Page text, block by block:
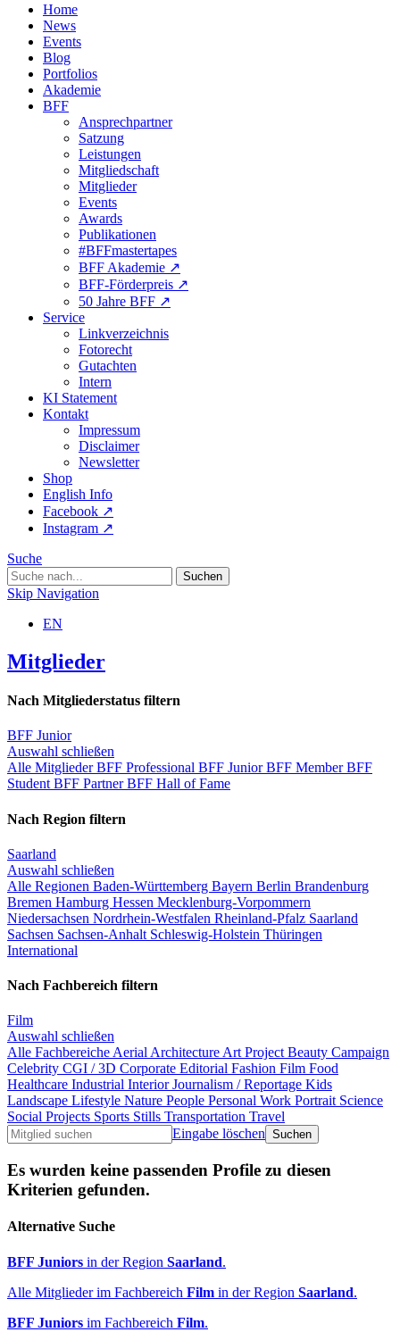
Home
News
Events
Blog
Portfolios
Akademie
BFF
Ansprechpartner
Satzung
Leistungen
Mitgliedschaft
Mitglieder
Events
Awards
Publikationen
#BFFmastertapes
BFF Akademie ↗︎
BFF-Förderpreis ↗︎
50 Jahre BFF ↗︎
Service
Linkverzeichnis
Fotorecht
Gutachten
Intern
KI Statement
Kontakt
Impressum
Disclaimer
Newsletter
Shop
English Info
Facebook ↗︎
Instagram ↗︎
Suche
Skip Navigation
EN
Mitglieder
Nach Mitgliederstatus filtern
BFF Junior
Auswahl schließen
Alle MitgliederBFF Professional BFF JuniorBFF MemberBFF
Student BFF PartnerBFF Hall of Fame
Nach Region filtern
Saarland
Auswahl schließen
Alle Regionen Baden-Württemberg Bayern Berlin Brandenburg
Bremen Hamburg Hessen Mecklenburg-Vorpommern
Niedersachsen Nordrhein-Westfalen Rheinland-Pfalz Saarland
Sachsen Sachsen-Anhalt Schleswig-Holstein Thüringen
International
Nach Fachbereich filtern
Film
Auswahl schließen
Alle Fachbereiche Aerial Architecture Art Project Beauty Campaign
Celebrity CGI / 3D Corporate Editorial Fashion Film Food
Healthcare Industrial InteriorJournalism / Reportage Kids
Landscape Lifestyle Nature People Personal Work Portrait Science
Social Projects Sports Stills Transportation Travel
Eingabe löschen
Es wurden keine passenden Profile zu diesen
Kriterien gefunden.
Alternative Suche
BFF Juniors in der Region Saarland.
Alle Mitglieder im Fachbereich Film in der Region Saarland.
BFF Juniors im Fachbereich Film.